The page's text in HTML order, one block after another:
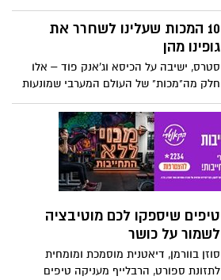
רחובות וראשון לציון?. לקטנו עבורכם שלל
מסלולים, פעילויות בפסח ואטרקציות לכל
המשפחה בערים נס ציונה, רחובות וראשון
המידע לפסח באתר המקומון נס ציונה נט.
10 המכות שעלינו לשחרר את
גופינו מהן
סטרס, ישיבה על הכיסא וג'אנק פוד – אלו
חלק מה"מכות" של העולם המערבי שמונעות
מאיתנו לנהל חיים בריאים. מה אנחנו יכולים
לעשות כדי לשנות, אפילו במעט את מציאות
חיינו?
טיפים שיספקו לכם מוטיבציה
לשמור על כושר
סוזן בוורמן, דיאטנית מוסמכת ומומחית
לתזונת ספורט, הרבלייף מעניקה טיפים